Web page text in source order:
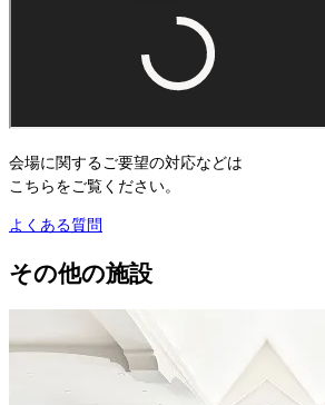
会場に関するご要望の対応などは
こちらをご覧ください。
よくある質問
その他の施設